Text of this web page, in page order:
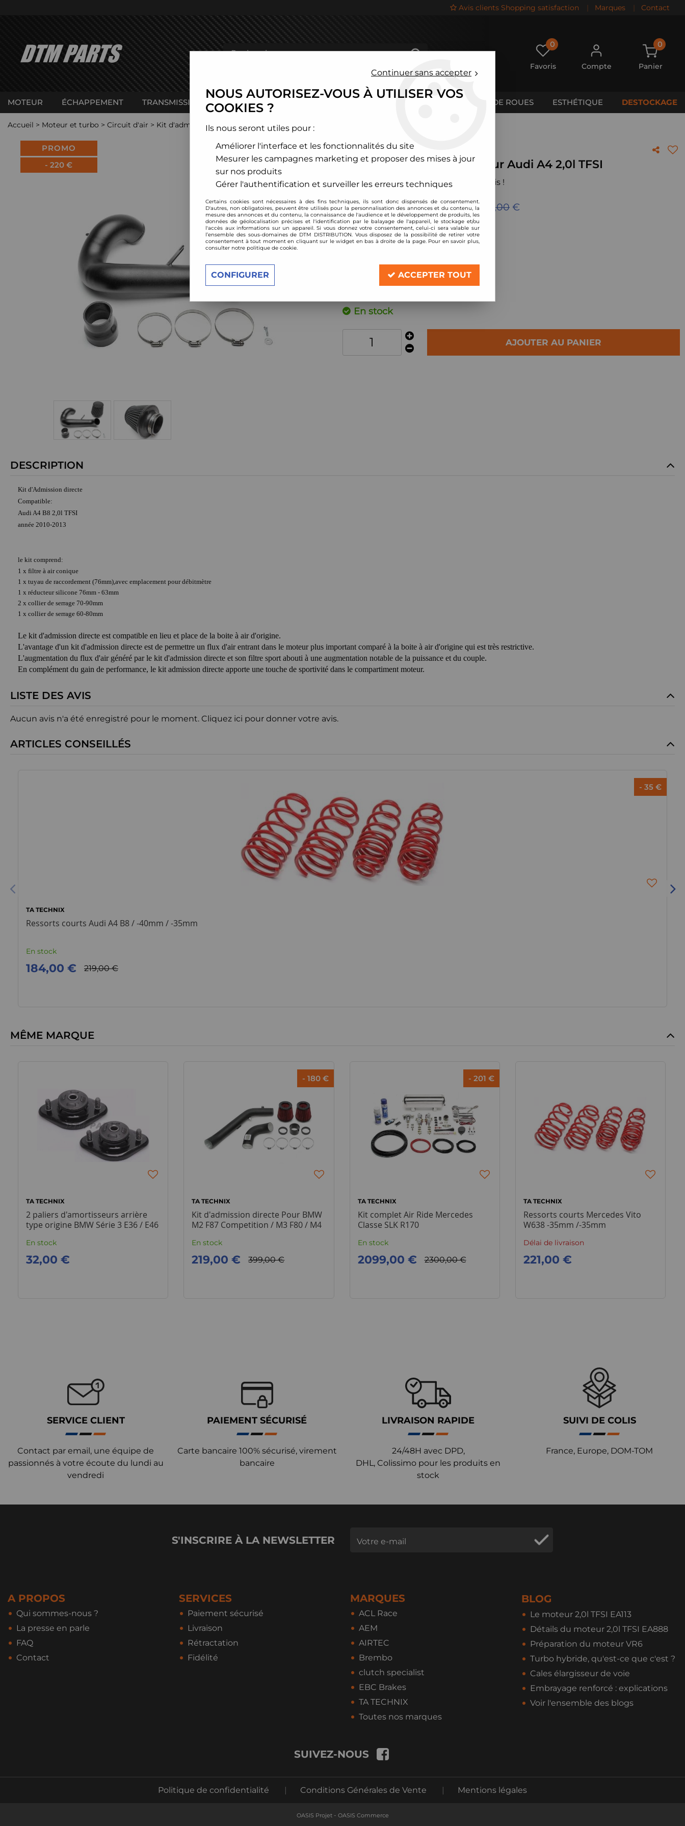
Avis clients Shopping satisfaction | Marques | Contact
0
Favoris Compte
0
Panier
MOTEUR ÉCHAPPEMENT TRANSMISSION CHÂSSIS CALES DE ROUES ESTHÉTIQUE DESTOCKAGE
Accueil > Moteur et turbo > Circuit d'air > Kit d'admission directe >Audi > A4 > Kit d'admission directe Pour Audi A4 2,0l TFSI
PROMO
-220 €
TA TECHNIX
Kit d'admission directe Pour Audi A4 2,0l TFSI
Soyez le premier à donner votre avis !
129,00 €TTC au lieu de349,00 €
Réf. :90AU002
Kit d'Admission directe pour Audi A4 B8 2,0l TFSI
Description
En stock
AJOUTER AU PANIER
DESCRIPTION
Kit d'Admission directe
Compatible:
Audi A4 B8 2,0l TFSI
année 2010-2013
le kit comprend:
1 x filtre à air conique
1 x tuyau de raccordement (76mm),avec emplacement pour débitmètre
1 x réducteur silicone 76mm - 63mm
2 x collier de serrage 70-90mm
1 x collier de serrage 60-80mm
Le kit d'admission directe est compatible en lieu et place de la boite à air d'origine.
L'avantage d'un kit d'admission directe est de permettre un flux d'air entrant dans le moteur plus important comparé à la boite à air d'origine qui est très restrictive.
L'augmentation du flux d'air généré par le kit d'admission directe et son filtre sport abouti à une augmentation notable de la puissance et du couple.
En complément du gain de performance, le kit admission directe apporte une touche de sportivité dans le compartiment moteur.
LISTE DES AVIS
Aucun avis n'a été enregistré pour le moment. Cliquez ici pour donner votre avis.
ARTICLES CONSEILLÉS
- 35 €
TA TECHNIX
Ressorts courts Audi A4 B8 / -40mm / -35mm
En stock
219,00 €
184,00 €
MÊME MARQUE
TA TECHNIX
2 paliers d'amortisseurs arrière
type origine BMW Série 3 E36 / E46
En stock
32,00 €
- 180 €
TA TECHNIX
Kit d'admission directe Pour BMW
M2 F87 Competition / M3 F80 / M4
En stock
399,00 €
219,00 €
- 201 €
TA TECHNIX
Kit complet Air Ride Mercedes
Classe SLK R170
En stock
2300,00 €
2099,00 €
TA TECHNIX
Ressorts courts Mercedes Vito
W638 -35mm /-35mm
Délai de livraison
221,00 €
SERVICE CLIENT
Contact par email, une équipe de
passionnés à votre écoute du lundi au
vendredi
PAIEMENT SÉCURISÉ
Carte bancaire 100% sécurisé, virement
bancaire
LIVRAISON RAPIDE
24/48H avec DPD,
DHL, Colissimo pour les produits en
stock
SUIVI DE COLIS
France, Europe, DOM-TOM
S'INSCRIRE À LA NEWSLETTER
A PROPOS
Qui sommes-nous ?
La presse en parle
FAQ
Contact
SERVICES
Paiement sécurisé
Livraison
Rétractation
Fidélité
MARQUES
ACL Race
AEM
AIRTEC
Brembo
clutch specialist
EBC Brakes
TA TECHNIX
Toutes nos marques
BLOG
Le moteur 2,0l TFSI EA113
Détails du moteur 2,0l TFSI EA888
Préparation du moteur VR6
Turbo hybride, qu'est-ce que c'est ?
Cales élargisseur de voie
Embrayage renforcé : explications
Voir l'ensemble des blogs
SUIVEZ-NOUS
Politique de confidentialité | Conditions Générales de Vente | Mentions légales
OASIS Projet- OASIS Commerce
Continuer sans accepter
NOUS AUTORISEZ-VOUS À UTILISER VOS
COOKIES ?
Ils nous seront utiles pour :
Améliorer l'interface et les fonctionnalités du site
Mesurer les campagnes marketing et proposer des mises à jour
sur nos produits
Gérer l'authentification et surveiller les erreurs techniques
Certains cookies sont nécessaires à des fins techniques, ils sont donc dispensés de consentement.
D'autres, non obligatoires, peuvent être utilisés pour la personnalisation des annonces et du contenu, la
mesure des annonces et du contenu, la connaissance de l'audience et le développement de produits, les
données de géolocalisation précises et l'identification par le balayage de l'appareil, le stockage et/ou
l'accès aux informations sur un appareil. Si vous donnez votre consentement, celui-ci sera valable sur
l’ensemble des sous-domaines de DTM DISTRIBUTION. Vous disposez de la possibilité de retirer votre
consentement à tout moment en cliquant sur le widget en bas à droite de la page. Pour en savoir plus,
consulter notre politique de cookie.
CONFIGURER ACCEPTER TOUT